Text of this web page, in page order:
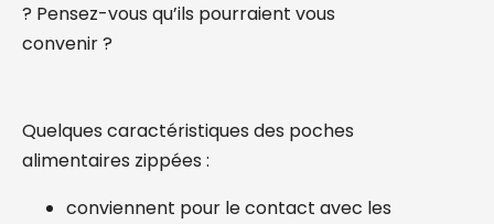
? Pensez-vous qu’ils pourraient vous
convenir ?
Quelques caractéristiques des poches
alimentaires zippées :
conviennent pour le contact avec les